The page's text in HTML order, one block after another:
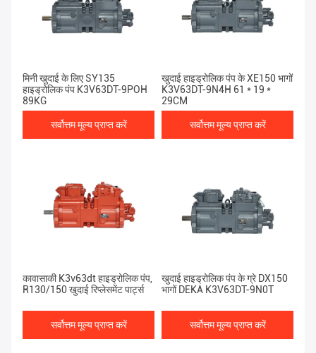
मिनी खुदाई के लिए SY135
हाइड्रोलिक पंप K3V63DT-9POH
89KG
सर्वोत्तम मूल्य प्राप्त करें
खुदाई हाइड्रोलिक पंप के XE150 भागों
K3V63DT-9N4H 61 * 19 *
29CM
सर्वोत्तम मूल्य प्राप्त करें
कावासाकी K3v63dt हाइड्रोलिक पंप,
R130/150 खुदाई रिप्लेसमेंट पार्ट्स
सर्वोत्तम मूल्य प्राप्त करें
खुदाई हाइड्रोलिक पंप के ग्रे DX150
भागों DEKA K3V63DT-9N0T
सर्वोत्तम मूल्य प्राप्त करें